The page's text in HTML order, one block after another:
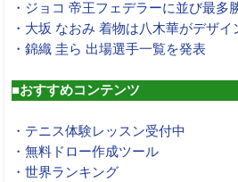
・ジョコ 帝王フェデラーに並び最多
・大坂 なおみ 着物は八木華がデザイ
・錦織 圭ら 出場選手一覧を発表
■おすすめコンテンツ
・テニス体験レッスン受付中
・無料ドロー作成ツール
・世界ランキング